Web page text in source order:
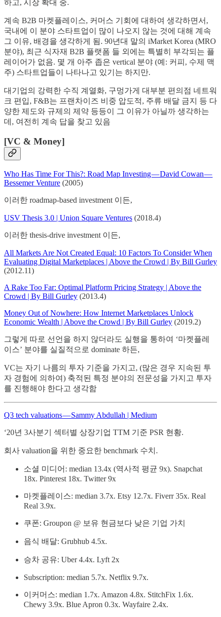
하고, 시장 확대 중.
계속 B2B 마켓플레이스, 커머스 기회에 대하여 생각하면서,
국내에 이 분야 스타트업이 많이 나오지 않는 것에 대해 계속
그 이유, 배경을 생각하게 됨. 90년대 말의 iMarket Korea (MRO
분야), 최근 식자재 B2B 플랫폼 들 외에는 특별히 부각되는 플
레이어가 없음. 몇 개 아주 좁은 vertical 분야 (예: 커피, 수제 맥
주) 스타트업들이 나타나고 있기는 하지만.
대기업의 강력한 수직 계열화, 구멍가게 대부분 편의점 네트워
크 편입, F&B는 프랜차이즈 비중 압도적, 주류 배달 금지 등 다
양한 제도와 규제의 제약 등등이 그 이유가 아닐까 생각하는
데, 여전히 계속 답을 찾고 있음
[VC & Money]
Who Has Time For This?: Road Map Investing — David Cowan —
Bessemer Venture (2005)
이러한 roadmap-based investment 이든,
USV Thesis 3.0 | Union Square Ventures (2018.4)
이러한 thesis-drive investment 이든,
All Markets Are Not Created Equal: 10 Factors To Consider When
Evaluating Digital Marketplaces | Above the Crowd | By Bill Gurley
(2012.11)
A Rake Too Far: Optimal Platform Pricing Strategy | Above the
Crowd | By Bill Gurley (2013.4)
Money Out of Nowhere: How Internet Marketplaces Unlock
Economic Wealth | Above the Crowd | By Bill Gurley (2019.2)
그렇게 따로 선언을 하지 않더라도 실행을 통하여 ‘마켓플레
이스’ 분야를 실질적으로 dominate 하든,
VC는 자기 나름의 투자 기준을 가지고, (많은 경우 지속된 투
자 경험에 의하여) 축적된 특정 분야의 전문성을 가지고 투자
를 진행해야 한다고 생각함
Q3 tech valuations — Sammy Abdullah | Medium
‘20년 3사분기 섹터별 상장기업 TTM 기준 PSR 현황.
회사 valuation을 위한 중요한 benchmark 수치.
소셜 미디어: median 13.4x (역사적 평균 9x). Snapchat
18x. Pinterest 18x. Twitter 9x
마켓플레이스: median 3.7x. Etsy 12.7x. Fiverr 35x. Real
Real 3.9x.
쿠폰: Groupon @ 보유 현금보다 낮은 기업 가치
음식 배달: Grubhub 4.5x.
승차 공유: Uber 4.4x. Lyft 2x
Subscription: median 5.7x. Netflix 9.7x.
이커머스: median 1.7x. Amazon 4.8x. StitchFix 1.6x.
Chewy 3.9x. Blue Apron 0.3x. Wayfaire 2.4x.